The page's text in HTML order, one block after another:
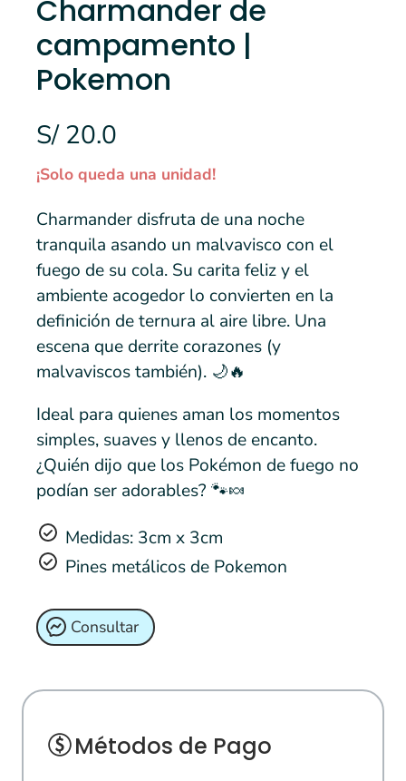
Charmander de
campamento |
Pokemon
S/ 20.0
¡Solo queda una unidad!
Charmander disfruta de una noche
tranquila asando un malvavisco con el
fuego de su cola. Su carita feliz y el
ambiente acogedor lo convierten en la
definición de ternura al aire libre. Una
escena que derrite corazones (y
malvaviscos también). 🌙🔥
Ideal para quienes aman los momentos
simples, suaves y llenos de encanto.
¿Quién dijo que los Pokémon de fuego no
podían ser adorables? 🐾🍬
Medidas: 3cm x 3cm
Pines metálicos de Pokemon
Consultar
Métodos de Pago